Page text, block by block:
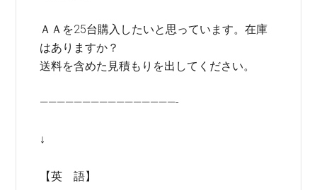
ＡＡを25台購入したいと思っています。在庫
はありますか？
送料を含めた見積もりを出してください。
————————————————-
↓
【英 語】